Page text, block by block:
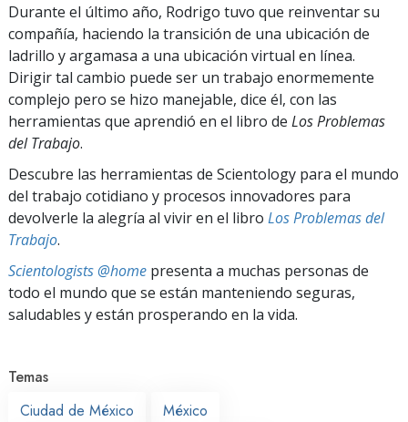
Durante el último año, Rodrigo tuvo que reinventar su
compañía, haciendo la transición de una ubicación de
ladrillo y argamasa a una ubicación virtual en línea.
Dirigir tal cambio puede ser un trabajo enormemente
complejo pero se hizo manejable, dice él, con las
herramientas que aprendió en el libro de Los Problemas
del Trabajo.
Descubre las herramientas de Scientology para el mundo
del trabajo cotidiano y procesos innovadores para
devolverle la alegría al vivir en el libro Los Problemas del
Trabajo.
Scientologists @home presenta a muchas personas de
todo el mundo que se están manteniendo seguras,
saludables y están prosperando en la vida.
Temas
Ciudad de México
México